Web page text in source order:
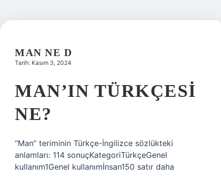
Yasal Uyarı
MAN NE D
Tarih: Kasım 3, 2024
MAN’IN TÜRKÇESI
NE?
“Man” teriminin Türkçe-İngilizce sözlükteki
anlamları: 114 sonuçKategoriTürkçeGenel
kullanım1Genel kullanımİnsan150 satır daha